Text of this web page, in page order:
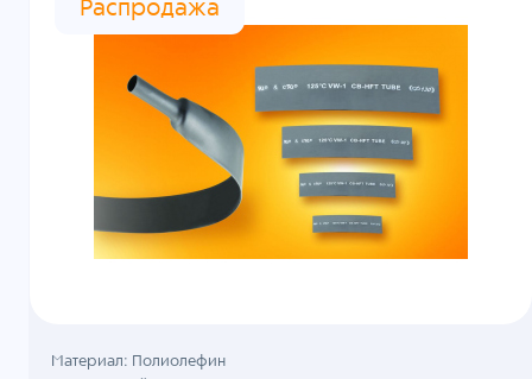
Распродажа
Материал: Полиолефин